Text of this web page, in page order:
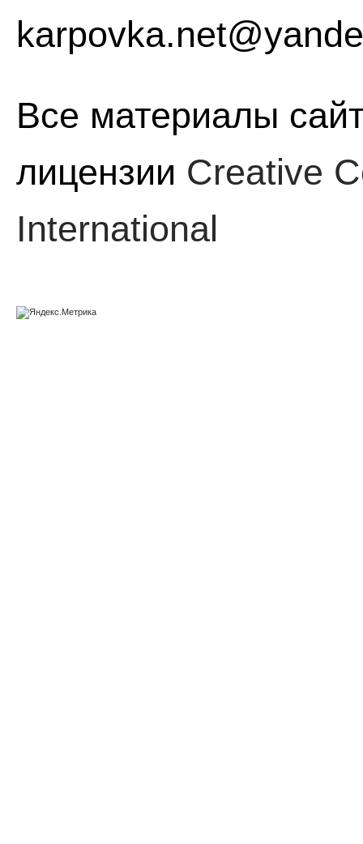
Все материалы
лицензии Creative
International